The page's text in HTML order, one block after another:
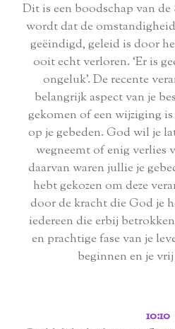
Dit is een boodschap van
wordt dat de
geëindigd, geleid is door
ooit echt verloren. ‘Er is
ongeluk’. De recente
belangrijk aspect van je
gekomen of een wijziging
op je gebeden. God wil je
wegneemt of enig verlies
daarvan waren jullie je
hebt gekozen om deze
door de kracht die God je
iedereen die erbij
en prachtige fase van je
beginnen en je
10:10